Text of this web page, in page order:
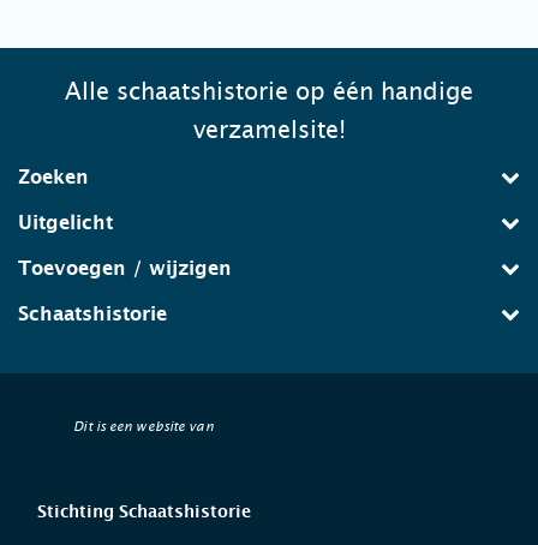
Alle schaatshistorie op één handige
verzamelsite!
Zoeken
Uitgelicht
Toevoegen / wijzigen
Schaatshistorie
Dit is een website van
Stichting Schaatshistorie